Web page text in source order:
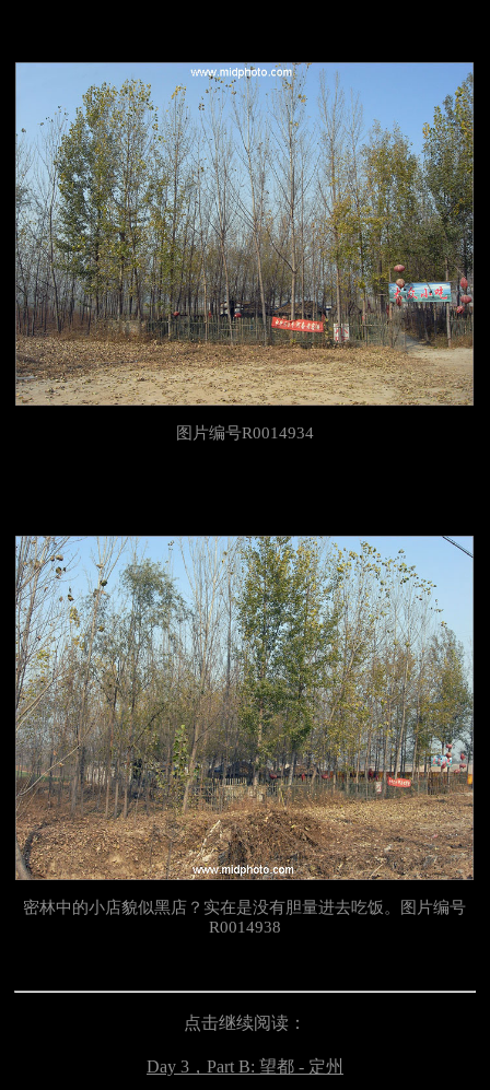
图片编号R0014934
密林中的小店貌似黑店？实在是没有胆量进去吃饭。图片编号
R0014938
点击继续阅读：
Day 3， Part B: 望都 - 定州